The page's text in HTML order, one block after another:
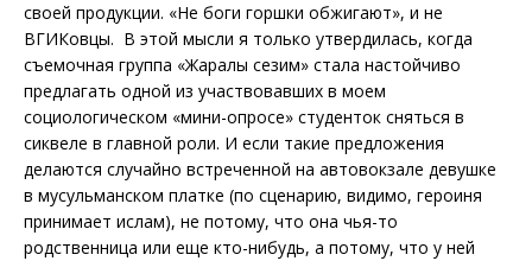
своей продукции. «Не боги горшки обжигают», и не
ВГИКовцы. В этой мысли я только утвердилась, когда
съемочная группа «Жаралы сезим» стала настойчиво
предлагать одной из участвовавших в моем
социологическом «мини-опросе» студенток сняться в
сиквеле в главной роли. И если такие предложения
делаются случайно встреченной на автовокзале девушке
в мусульманском платке (по сценарию, видимо, героиня
принимает ислам), не потому, что она чья-то
родственница или еще кто-нибудь, а потому, что у ней